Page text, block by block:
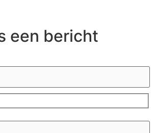
een bericht